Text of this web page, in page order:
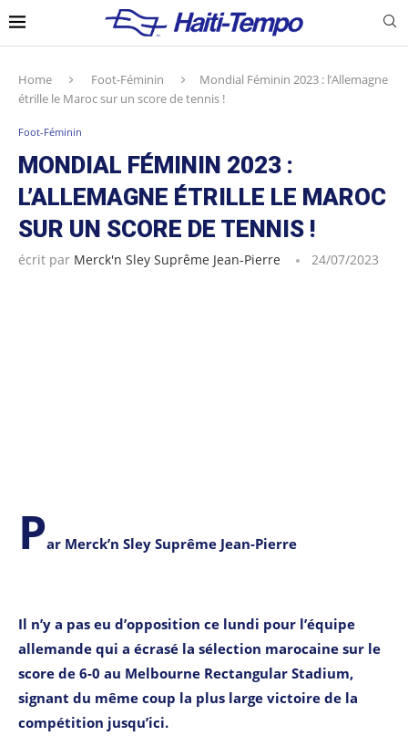
Home Foot-Féminin
Mondial Féminin 2023 : l’Allemagne
étrille le Maroc sur un score de tennis !
Foot-Féminin
MONDIAL FÉMININ 2023 :
L’ALLEMAGNE ÉTRILLE LE MAROC
SUR UN SCORE DE TENNIS !
écrit par Merck'n Sley Suprême Jean-Pierre 24/07/2023
Par Merck’n Sley Suprême Jean-Pierre
Il n’y a pas eu d’opposition ce lundi pour l’équipe
allemande qui a écrasé la sélection marocaine sur le
score de 6-0 au Melbourne Rectangular Stadium,
signant du même coup la plus large victoire de la
compétition jusqu’ici.